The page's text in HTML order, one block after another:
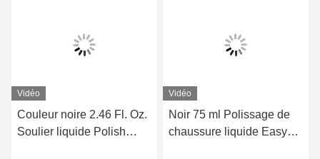
Vidéo
Couleur noire 2.46 Fl. Oz.
Soulier liquide Polish
Vidéo
Noir 75 ml Polissage de
chaussure liquide Easy